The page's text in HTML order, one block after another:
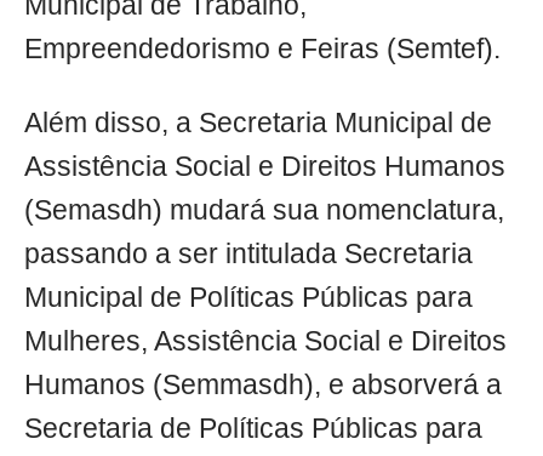
Empreendedorismo e Feiras (Semtef).
Além disso, a Secretaria Municipal de
Assistência Social e Direitos Humanos
(Semasdh) mudará sua nomenclatura,
passando a ser intitulada Secretaria
Municipal de Políticas Públicas para
Mulheres, Assistência Social e Direitos
Humanos (Semmasdh), e absorverá a
Secretaria de Políticas Públicas para